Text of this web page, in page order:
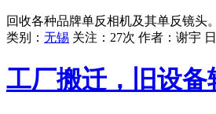
回收各种品牌单反相机及其单反镜头
类别： 无锡 关注：27次 作者： 谢宇
工厂搬迁，旧设备